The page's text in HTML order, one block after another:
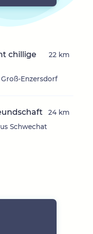
chillige
Groß-Enzersdorf
22 km
Schwechat
24 km